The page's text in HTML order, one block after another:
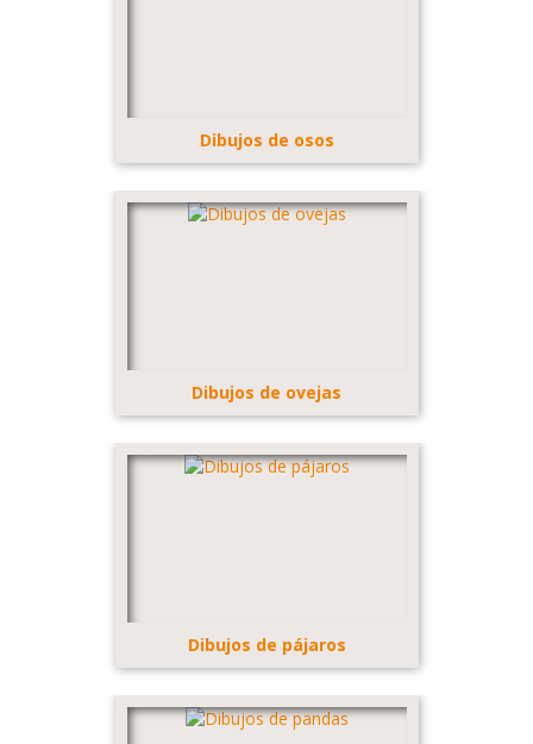
Dibujos de osos
Dibujos de ovejas
Dibujos de pájaros